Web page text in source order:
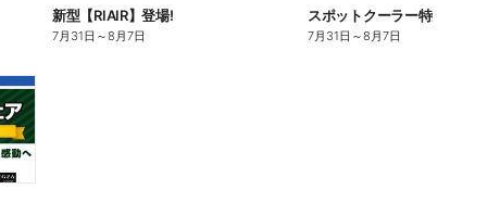
新型【RIAIR】登場!
7月31日 ～8月7日
スポットクーラー特集
7月31日 ～8月7日